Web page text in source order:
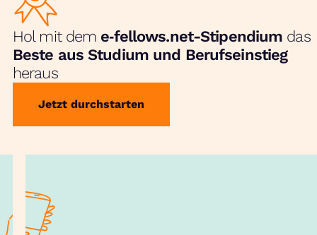
Hol mit dem e‑fellows.net-Stipendium das
Beste aus Studium und Berufseinstieg
heraus
Jetzt durchstarten